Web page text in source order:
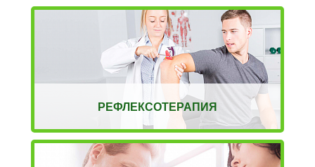
РЕФЛЕКСОТЕРАПИЯ